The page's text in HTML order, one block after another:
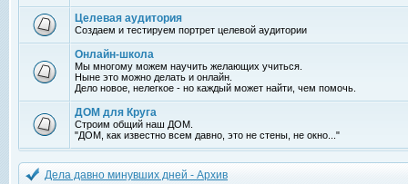
Целевая аудитория
Создаем и тестируем портрет целевой аудитории
Онлайн-школа
Мы многому можем научить желающих учиться.
Ныне это можно делать и онлайн.
Дело новое, нелегкое - но каждый может найти, чем помочь.
ДОМ для Круга
Строим общий наш ДОМ.
"ДОМ, как известно всем давно, это не стены, не окно..."
Дела давно минувших дней - Архив